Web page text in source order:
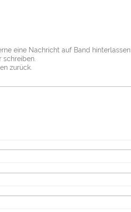
eine Nachricht auf Band hinterlassen
zurück.